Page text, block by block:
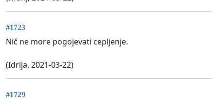
#1723
Nič ne more pogojevati cepljenje.
(Idrija, 2021-03-22)
#1729